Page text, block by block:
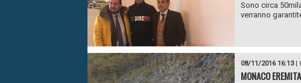
Sono circa
verranno
08/11/2016 16:13|
MONACO